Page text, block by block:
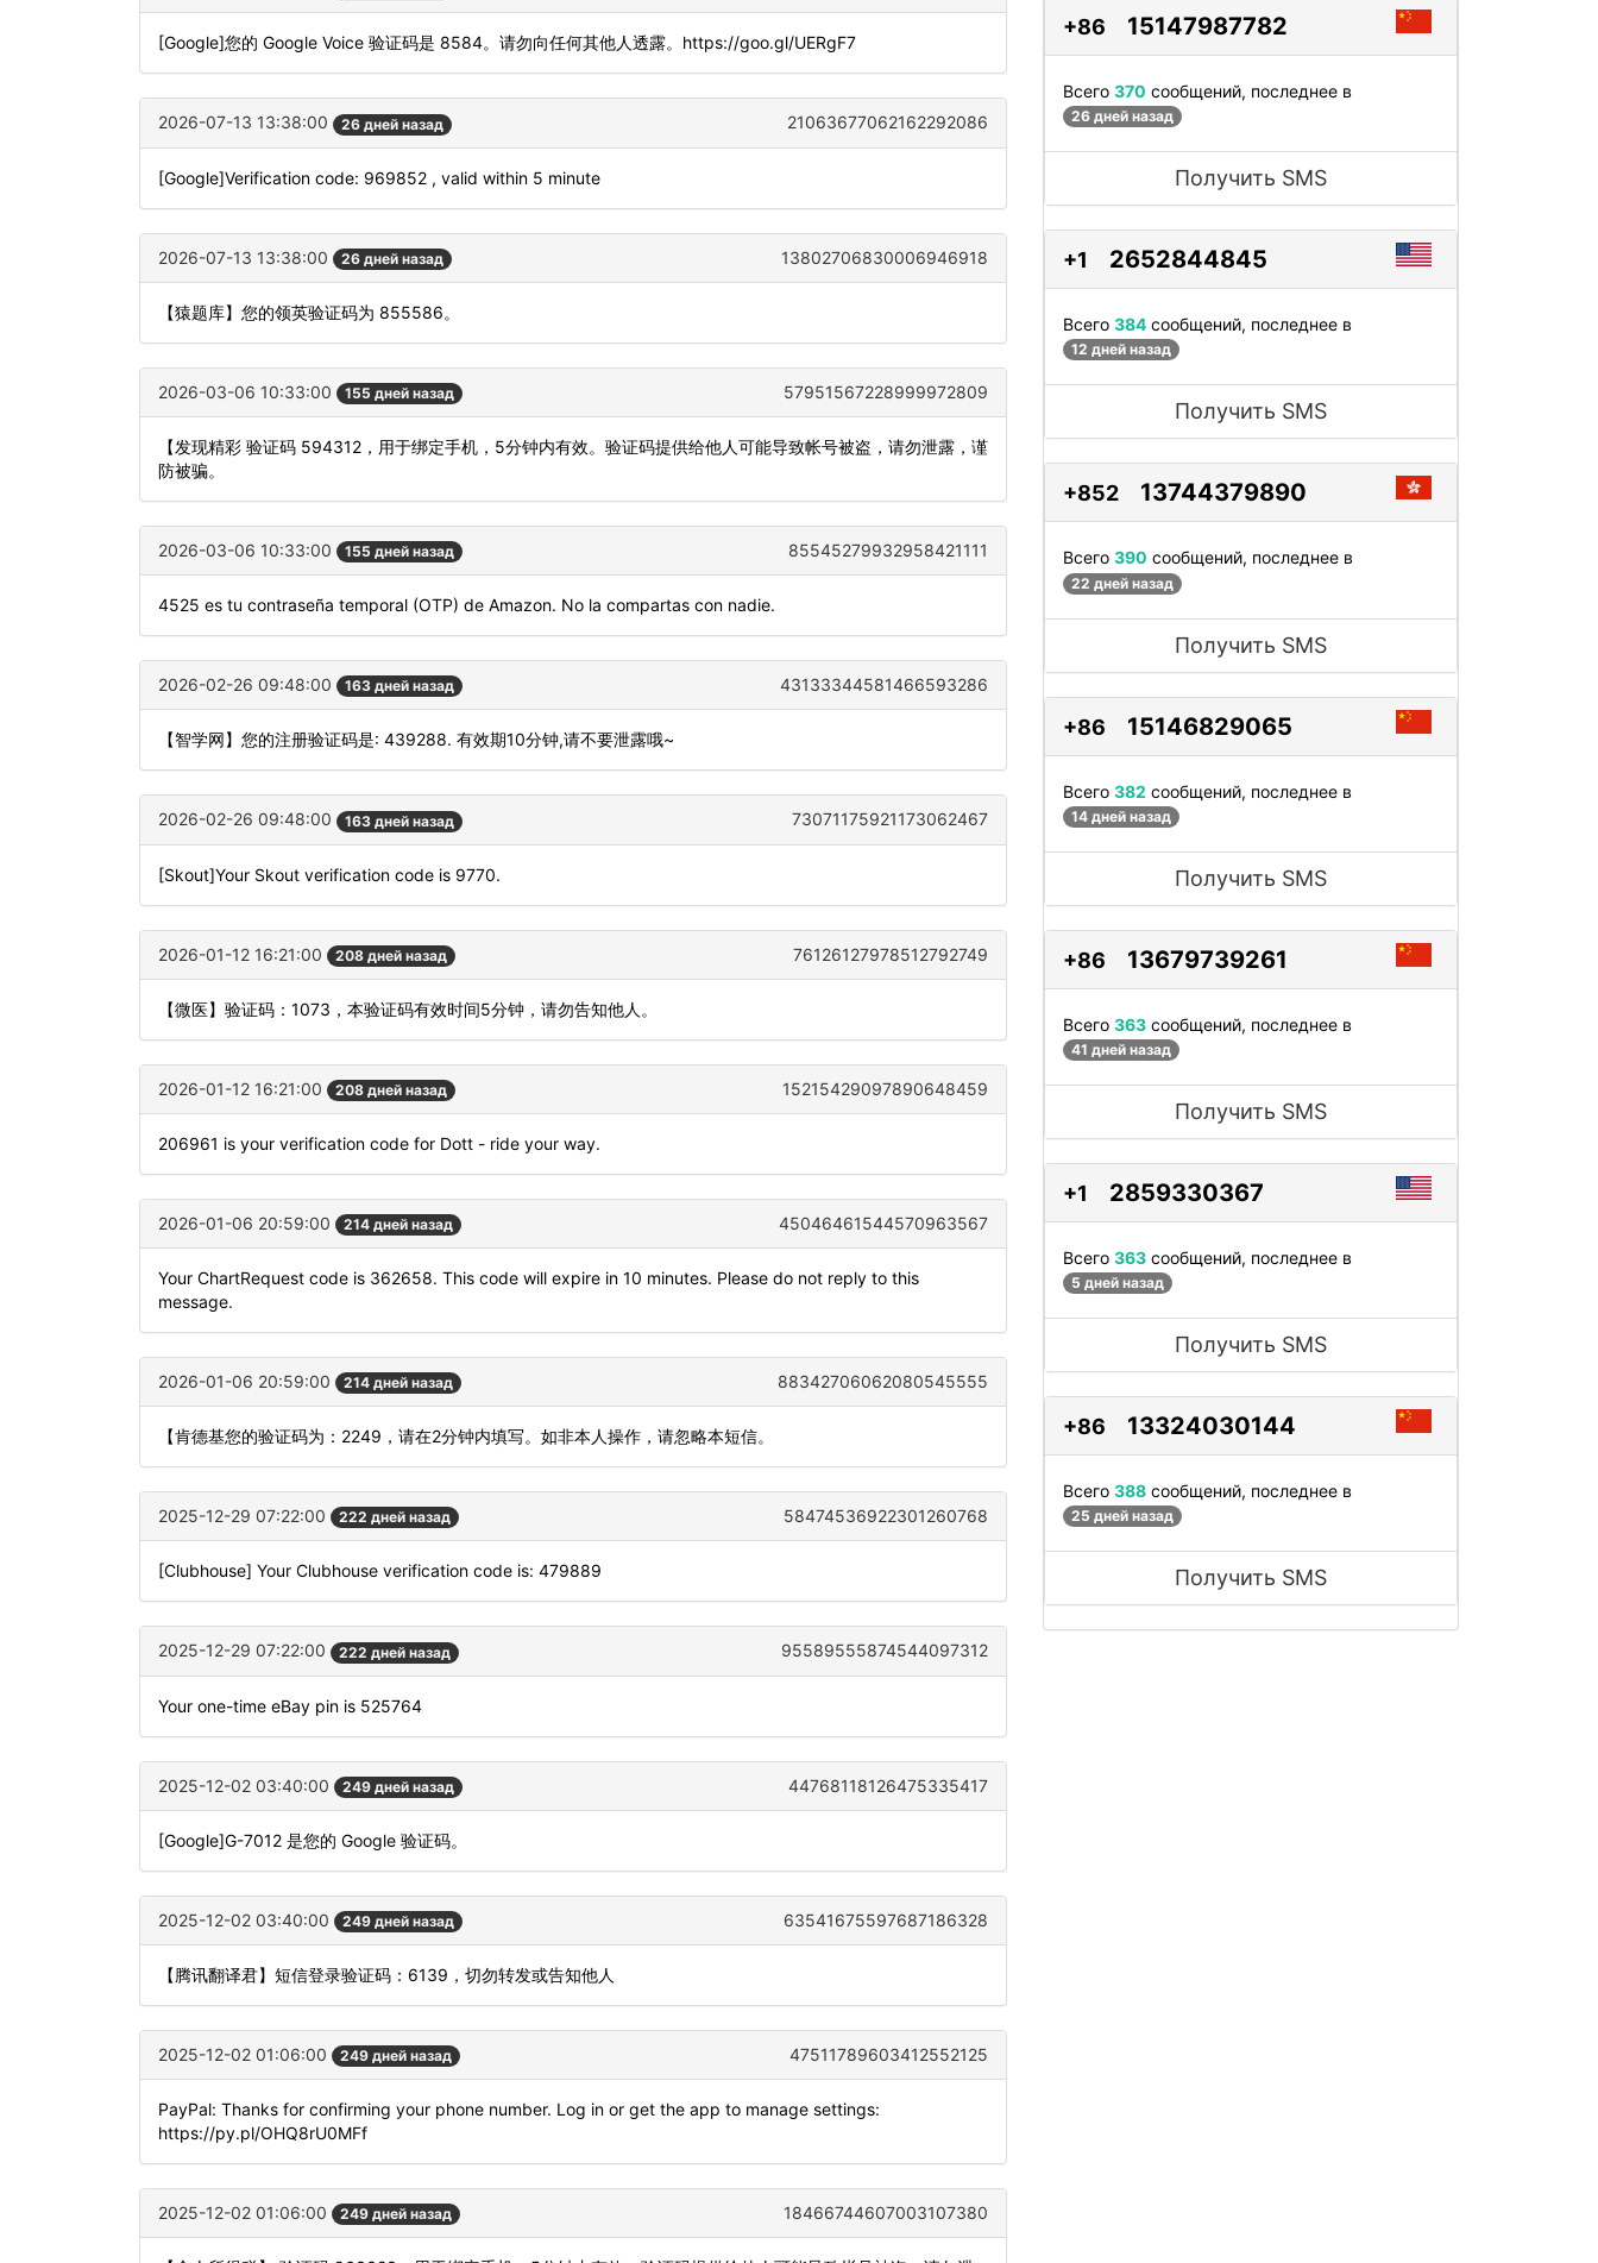
[Google]您的 Google Voice 验证码是 8584。请勿向任何其他人透露。https://goo.gl/UERgF7
2026-07-13 13:38:00 26 дней назад 21063677062162292086
[Google]Verification code: 969852 , valid within 5 minute
2026-07-13 13:38:00 26 дней назад 13802706830006946918
【猿题库】您的领英验证码为 855586。
2026-03-06 10:33:00 155 дней назад 57951567228999972809
【发现精彩 验证码 594312，用于绑定手机，5分钟内有效。验证码提供给他人可能导致帐号被盗，请勿泄露，谨
防被骗。
2026-03-06 10:33:00 155 дней назад 85545279932958421111
4525 es tu contraseña temporal (OTP) de Amazon. No la compartas con nadie.
2026-02-26 09:48:00 163 дней назад 43133344581466593286
【智学网】您的注册验证码是: 439288. 有效期10分钟,请不要泄露哦~
2026-02-26 09:48:00 163 дней назад 73071175921173062467
[Skout]Your Skout verification code is 9770.
2026-01-12 16:21:00 208 дней назад 76126127978512792749
【微医】验证码：1073，本验证码有效时间5分钟，请勿告知他人。
2026-01-12 16:21:00 208 дней назад 15215429097890648459
206961 is your verification code for Dott - ride your way.
2026-01-06 20:59:00 214 дней назад 45046461544570963567
Your ChartRequest code is 362658. This code will expire in 10 minutes. Please do not reply to this
message.
2026-01-06 20:59:00 214 дней назад 88342706062080545555
【肯德基您的验证码为：2249，请在2分钟内填写。如非本人操作，请忽略本短信。
2025-12-29 07:22:00 222 дней назад 58474536922301260768
[Clubhouse] Your Clubhouse verification code is: 479889
2025-12-29 07:22:00 222 дней назад 95589555874544097312
Your one-time eBay pin is 525764
2025-12-02 03:40:00 249 дней назад 44768118126475335417
[Google]G-7012 是您的 Google 验证码。
2025-12-02 03:40:00 249 дней назад 63541675597687186328
【腾讯翻译君】短信登录验证码：6139，切勿转发或告知他人
2025-12-02 01:06:00 249 дней назад 47511789603412552125
PayPal: Thanks for confirming your phone number. Log in or get the app to manage settings:
https://py.pl/OHQ8rU0MFf
2025-12-02 01:06:00 249 дней назад 18466744607003107380
+86 15147987782
Всего 370 сообщений, последнее в
26 дней назад
Получить SMS
+1 2652844845
Всего 384 сообщений, последнее в
12 дней назад
Получить SMS
+852 13744379890
Всего 390 сообщений, последнее в
22 дней назад
Получить SMS
+86 15146829065
Всего 382 сообщений, последнее в
14 дней назад
Получить SMS
+86 13679739261
Всего 363 сообщений, последнее в
41 дней назад
Получить SMS
+1 2859330367
Всего 363 сообщений, последнее в
5 дней назад
Получить SMS
+86 13324030144
Всего 388 сообщений, последнее в
25 дней назад
Получить SMS